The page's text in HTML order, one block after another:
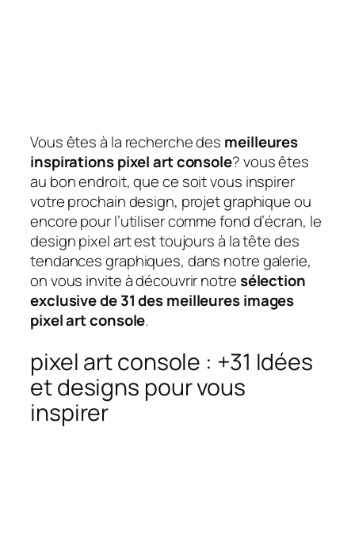
Vous êtes à la recherche des meilleures
inspirations pixel art console? vous êtes
au bon endroit, que ce soit vous inspirer
votre prochain design, projet graphique ou
encore pour l’utiliser comme fond d’écran, le
design pixel art est toujours à la tête des
tendances graphiques, dans notre galerie,
on vous invite à découvrir notresélection
exclusive de 31 des meilleures images
pixel art console.
pixel art console : +31 Idées
et designs pour vous
inspirer